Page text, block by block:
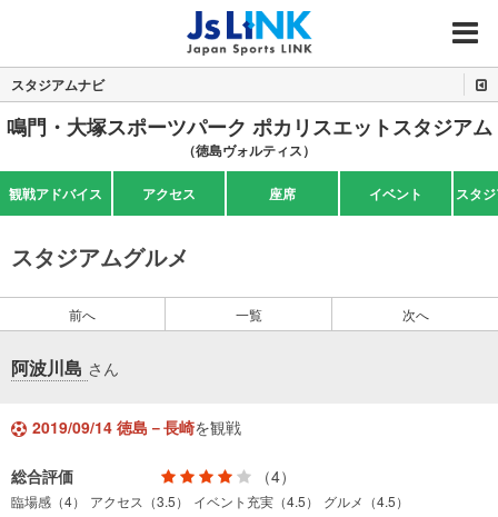
MENU
スタジアムナビ
鳴門・大塚スポーツパーク ポカリスエットスタジアム
（徳島ヴォルティス）
観戦アドバイス アクセス 座席 イベント スタ
スタジアムグルメ
前へ 一覧 次へ
阿波川島 さん
2019/09/14 徳島－長崎を観戦
総合評価 （4）
臨場感（4） アクセス（3.5） イベント充実（4.5）
グルメ（4.5）